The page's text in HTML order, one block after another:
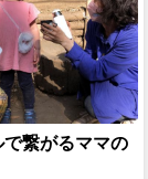
で繋がるママの